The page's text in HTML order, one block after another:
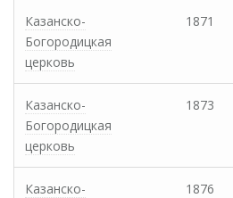
Казанско-
Богородицкая
церковь
1871
Казанско-
Богородицкая
церковь
1873
Казанско-
1876